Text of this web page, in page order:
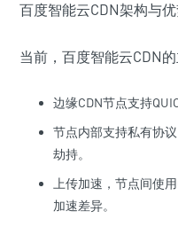
百度智能云CDN架构与
当前，百度智能云CDN
边缘CDN节点支持
节点内部支持私有协
劫持。
上传加速，节点间使
加速差异。